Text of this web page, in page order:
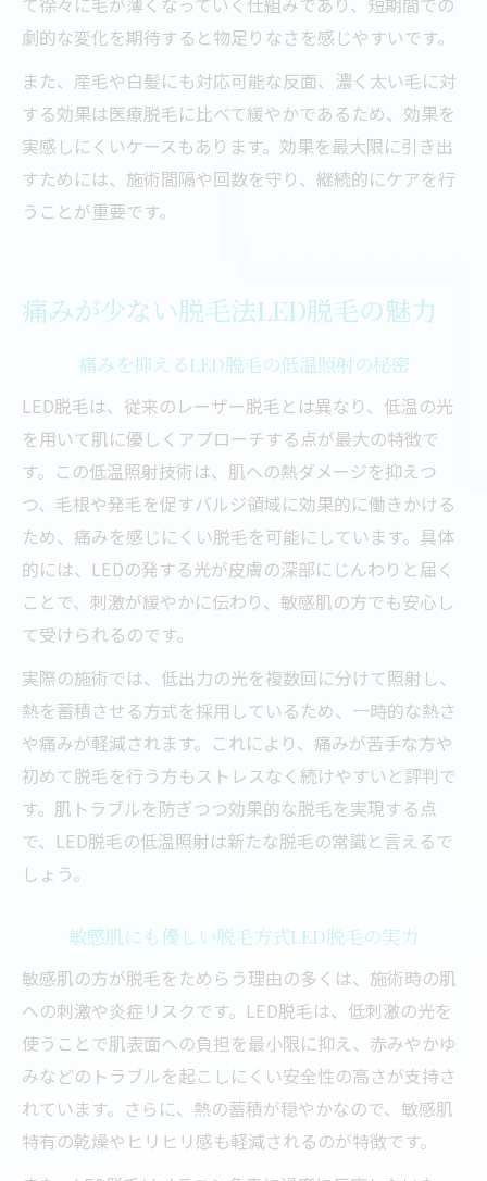
劇的な変化を期待すると物足りなさを感じやすいです。
また、産毛や白髪にも対応可能な反面、濃く太い毛に対
する効果は医療脱毛に比べて緩やかであるため、効果を
実感しにくいケースもあります。効果を最大限に引き出
すためには、施術間隔や回数を守り、継続的にケアを行
うことが重要です。
痛みが少ない脱毛法LED脱毛の魅力
痛みを抑えるLED脱毛の低温照射の秘密
LED脱毛は、従来のレーザー脱毛とは異なり、低温の光
を用いて肌に優しくアプローチする点が最大の特徴で
す。この低温照射技術は、肌への熱ダメージを抑えつ
つ、毛根や発毛を促すバルジ領域に効果的に働きかける
ため、痛みを感じにくい脱毛を可能にしています。具体
的には、LEDの発する光が皮膚の深部にじんわりと届く
ことで、刺激が緩やかに伝わり、敏感肌の方でも安心し
て受けられるのです。
実際の施術では、低出力の光を複数回に分けて照射し、
熱を蓄積させる方式を採用しているため、一時的な熱さ
や痛みが軽減されます。これにより、痛みが苦手な方や
初めて脱毛を行う方もストレスなく続けやすいと評判で
す。肌トラブルを防ぎつつ効果的な脱毛を実現する点
で、LED脱毛の低温照射は新たな脱毛の常識と言えるで
しょう。
敏感肌にも優しい脱毛方式LED脱毛の実力
敏感肌の方が脱毛をためらう理由の多くは、施術時の肌
への刺激や炎症リスクです。LED脱毛は、低刺激の光を
使うことで肌表面への負担を最小限に抑え、赤みやかゆ
みなどのトラブルを起こしにくい安全性の高さが支持さ
れています。さらに、熱の蓄積が穏やかなので、敏感肌
特有の乾燥やヒリヒリ感も軽減されるのが特徴です。